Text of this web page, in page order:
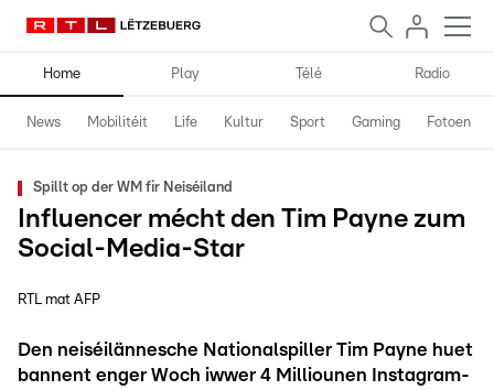
Home Play Télé Radio
News Mobilitéit Life Kultur Sport Gaming Fotoen
Spillt op der WM fir Neiséiland
Influencer mécht den Tim Payne zum
Social-Media-Star
RTL mat AFP
Den neiséilännesche Nationalspiller Tim Payne huet
bannent enger Woch iwwer 4 Milliounen Instagram-